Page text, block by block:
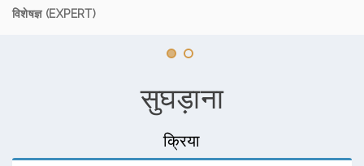
विशेषज्ञ (EXPERT)
सुघड़ाना
क्रिया